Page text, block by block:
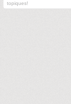
topiques!